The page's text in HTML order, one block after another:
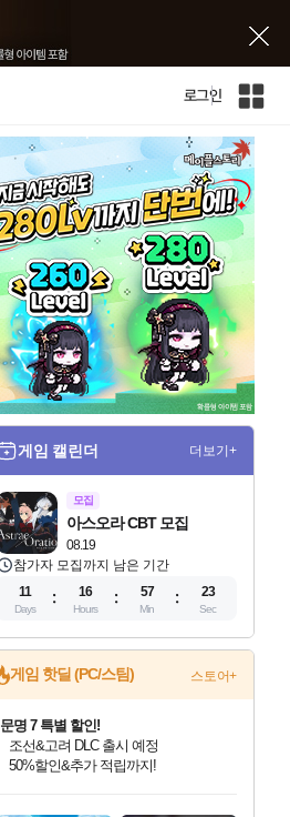
로그인
인
전
체
사
이
게임 캘린더 더보기+
모집
08.19
아스오라 CBT 모집
참가자 모집까지 남은 기간
11
Days
16
Hours
57
Min
22
Sec
게임 핫딜 (PC/스팀) 스토어+
문명 7 특별 할인!
조선&고려 DLC 출시 예정
50%할인&추가 적립까지!